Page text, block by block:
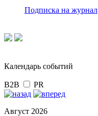
Подписка на журнал
Календарь событий
B2B PR
Август 2026